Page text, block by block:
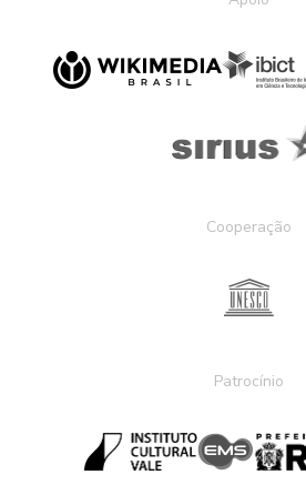
Cooperação
Patrocínio